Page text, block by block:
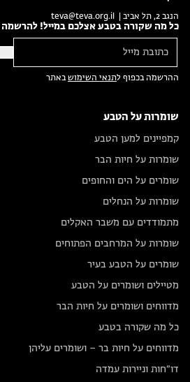
הנגב 2, תל אביב | teva@teva.org.il
כל מה שקורה בטבע אצלכם במייל! להרשמה
ההרשמה בכפוף לתנאי השימושבאתר
שומרות על הטבע
קמפיינים למען הטבע
שומרות על חיות הבר
שומרים על הים והחופים
שומרות על הנחלים
מתמודדים עם משבר האקלים
שומרות על המרחבים הפתוחים
שומרים על הטבע בעיר
מטיילים ושומרים על הטבע
מדווחים ושומרים על חיות הבר
כל מה שקורה בטבע
מדווחים על חיות בר – ושומרים עליהן
דו״חות וניירות עמדה